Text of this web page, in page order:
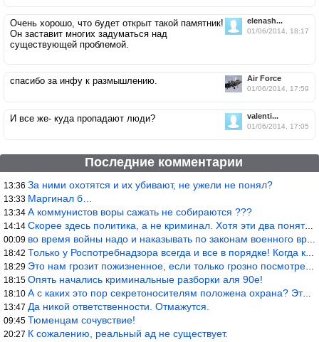
elenash...
01/06/2014, 18:17
Очень хорошо, что будет открыт такой памятник!
Он заставит многих задуматься над
существующей проблемой.
Air Force
01/06/2014, 17:59
спасибо за инфу к размышлению.
valenti...
01/06/2014, 17:05
И все же- куда пропадают люди?
Последние комментарии
13:36 За ними охотятся и их убивают, не ужели не понял?
13:33 Маргинал б…
13:34 А коммунистов воры сажать не собираются ???
14:14 Скорее здесь политика, а не криминал. Хотя эти два понятия начин
00:09 во время войны надо и наказывать по законам военного времени, а
18:42 Только у Роспотребнадзора всегда и все в порядке! Когда касается
18:29 Это нам грозит пожизненное, если только грозно посмотреть в их с
18:15 Опять начались криминальные разборки аля 90е!
18:10 А с каких это пор секретоносителям положена охрана? Это его зада
13:47 Да никой ответственности. Отмажутся.
09:45 Тюменцам сочувствие!
20:27 К сожалению, реальный ад не существует.